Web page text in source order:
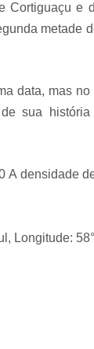
Cortiguaçu e
metade
data, mas
sua
densidade
Longitude: